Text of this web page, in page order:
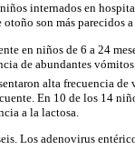
internados en
son más parecidos
en niños de 6 a 24
de abundantes
alta frecuencia
En 10 de los 14
a la lactosa.
Los adenovirus